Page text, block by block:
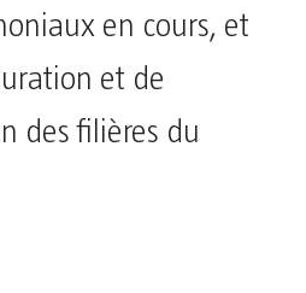
en cours, et
et de
des filières du